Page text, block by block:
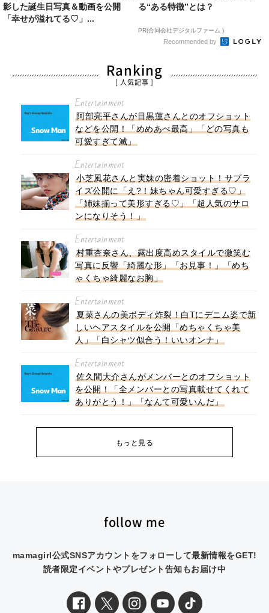
影した誕生日写真＆動画を公開
「幸せが溢れてる♡」...
る“ある特徴”とは？
PR(合同会社デジタルファーム )
Recommended by
Ranking
[ 人気記事 ]
Entertainment
阿部亮平さんが目黒蓮さんとのオフショット
などを公開！「めめあべ最高」「どの写真も
可愛すぎて滅」
Entertainment
小芝風花さんと実妹の密着ショット！サプラ
イズ公開に「え?！妹ちゃん可愛すぎる♡」
「姉妹揃って美形すぎる♡」「超人気のサロ
ンになりそう！」
Entertainment
村重杏奈さん、露出度高めスタイルで微笑む
写真に反響「綺麗な形」「お見事！」「めち
ゃくちゃ綺麗なお胸」
Entertainment
夏菜さんの美ボディ炸裂！白Tにデニム姿で新
しいヘアスタイルを公開「めちゃくちゃ美
人」「白シャツ似合う！いいオンナ」
Entertainment
佐久間大介さんがメンバーとのオフショット
を公開！「全メンバーとの写真載せてくれて
ありがとう！」「なんて可愛いんだ」
もっと見る
follow me
mamagirl公式SNSアカウントをフォローして最新情報をGET!
読者限定イベントやプレゼント告知もお届け中